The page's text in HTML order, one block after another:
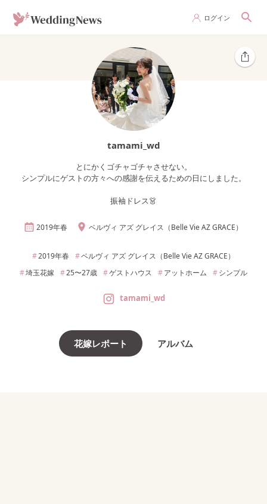
ログイン
tamami_wd
とにかくゴチャゴチャさせない。
シンプルにゲストの方々への感謝を伝えるための日にしました。
振袖ドレス👗
2019年春 ベルヴィ アズ グレイス（Belle Vie AZ GRACE）
2019年春
ベルヴィ アズ グレイス（Belle Vie AZ GRACE）
埼玉花嫁 25〜27歳 ゲストハウス アットホーム シンプル
tamami_wd
花嫁レポート アルバム